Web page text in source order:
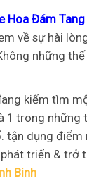
Hoa Đám
về sự hài
những
kiếm tìm
1 trong
tận dụng điểm
triển & trở
Binh